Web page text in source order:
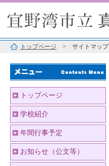
トップページ > サイトマップ
トップページ
学校紹介
年間行事予定
お知らせ（公文等）